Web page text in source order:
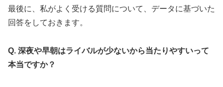
最後に、私がよく受ける質問について、データに基づいた
回答をしておきます。
Q. 深夜や早朝はライバルが少ないから当たりやすいって
本当ですか？